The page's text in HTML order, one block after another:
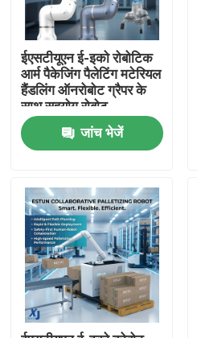
घर
उत्पाद
वीडियो
ईएसटीयूएन ई-इको रोबोटिक
आर्म पैकेजिंग पैलेटिंग मटेरियल
हैंडलिंग ऑनरोबोट ग्रैपर के
साथ सहयोग रोबोट
जांच भेजें